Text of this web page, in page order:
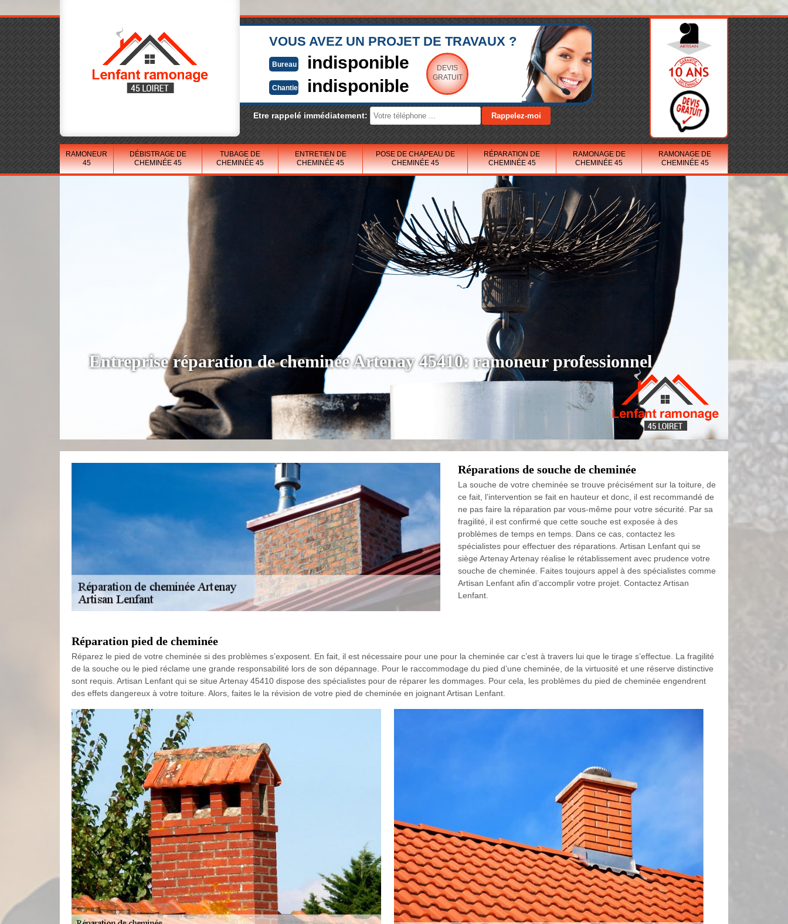
VOUS AVEZ UN PROJET DE TRAVAUX ?
Bureau indisponible
Chantier indisponible
DEVIS
GRATUIT
Etre rappelé immédiatement:
RAMONEUR
45
DÉBISTRAGE DE
CHEMINÉE 45
TUBAGE DE
CHEMINÉE 45
ENTRETIEN DE
CHEMINÉE 45
POSE DE CHAPEAU DE
CHEMINÉE 45
RÉPARATION DE
CHEMINÉE 45
RAMONAGE DE
CHEMINÉE 45
RAMONAGE DE
CHEMINÉE 45
Entreprise réparation de cheminée Artenay 45410: ramoneur professionnel
Réparations de souche de cheminée
La souche de votre cheminée se trouve précisément sur la toiture, de
ce fait, l’intervention se fait en hauteur et donc, il est recommandé de
ne pas faire la réparation par vous-même pour votre sécurité. Par sa
fragilité, il est confirmé que cette souche est exposée à des
problèmes de temps en temps. Dans ce cas, contactez les
spécialistes pour effectuer des réparations. Artisan Lenfant qui se
siège Artenay Artenay réalise le rétablissement avec prudence votre
souche de cheminée. Faites toujours appel à des spécialistes comme
Artisan Lenfant afin d’accomplir votre projet. Contactez Artisan
Lenfant.
Réparation pied de cheminée
Réparez le pied de votre cheminée si des problèmes s’exposent. En fait, il est nécessaire pour une pour la cheminée car c’est à travers lui que le tirage s’effectue. La fragilité
de la souche ou le pied réclame une grande responsabilité lors de son dépannage. Pour le raccommodage du pied d’une cheminée, de la virtuosité et une réserve distinctive
sont requis. Artisan Lenfant qui se situe Artenay 45410 dispose des spécialistes pour de réparer les dommages. Pour cela, les problèmes du pied de cheminée engendrent
des effets dangereux à votre toiture. Alors, faites le la révision de votre pied de cheminée en joignant Artisan Lenfant.